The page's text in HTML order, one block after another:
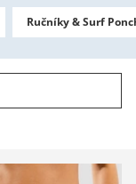
Ručníky & Surf